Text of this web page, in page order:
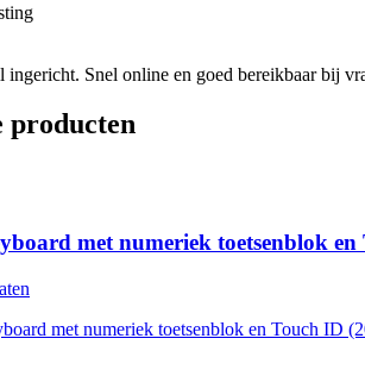
ingericht. Snel online en goed bereikbaar bij
producten
met numeriek toetsenblok en
met numeriek toetsenblok en Touch ID